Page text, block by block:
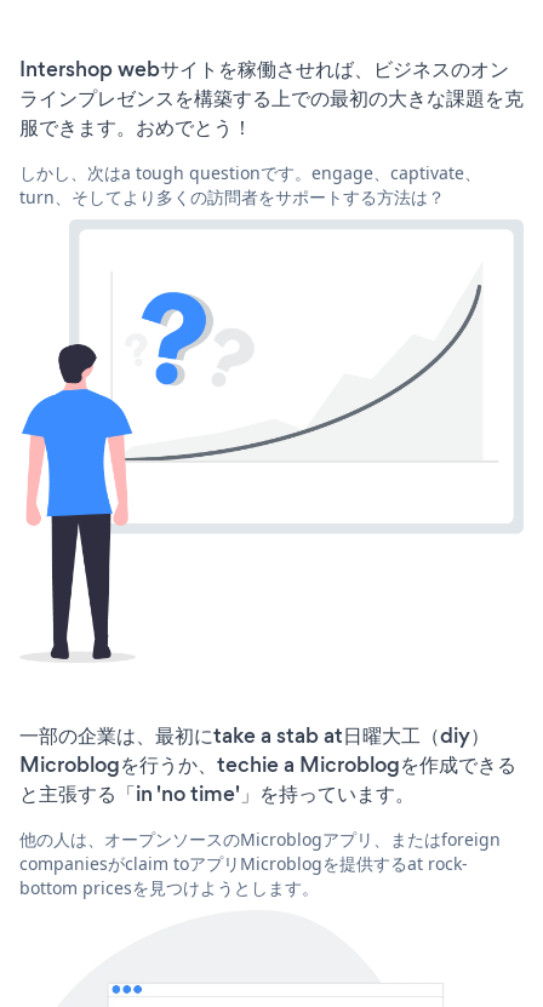
Intershop webサイトを稼働させれば、ビジネスのオン
ラインプレゼンスを構築する上での最初の大きな課題を克
服できます。おめでとう！
しかし、次はa tough questionです。engage、captivate、
turn、そしてより多くの訪問者をサポートする方法は？
一部の企業は、最初にtake a stab at日曜大工（diy）
Microblogを行うか、techie a Microblogを作成できる
と主張する「in 'no time'」を持っています。
他の人は、オープンソースのMicroblogアプリ、またはforeign
companiesがclaim toアプリMicroblogを提供するat rock-
bottom pricesを見つけようとします。